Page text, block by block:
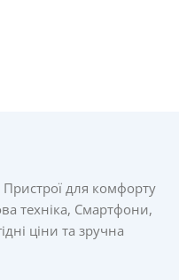
Пристрої для комфорту
техніка, Смартфони,
ціни та зручна